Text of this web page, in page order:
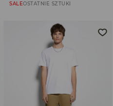
SALEOSTATNIE SZTUKI